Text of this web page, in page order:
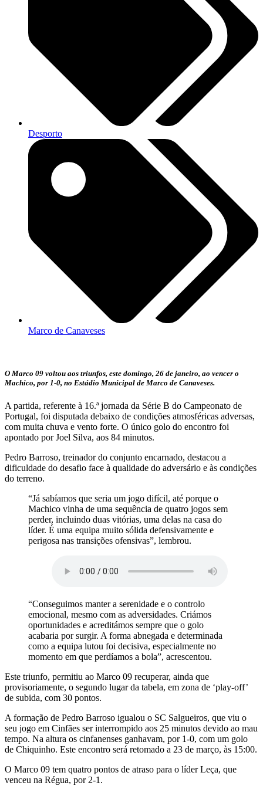
Desporto
Marco de Canaveses
O Marco 09 voltou aos triunfos, este domingo, 26 de janeiro, ao vencer o
Machico, por 1-0, no Estádio Municipal de Marco de Canaveses.
A partida, referente à 16.ª jornada da Série B do Campeonato de
Portugal, foi disputada debaixo de condições atmosféricas adversas,
com muita chuva e vento forte. O único golo do encontro foi
apontado por Joel Silva, aos 84 minutos.
Pedro Barroso, treinador do conjunto encarnado, destacou a
dificuldade do desafio face à qualidade do adversário e às condições
do terreno.
“Já sabíamos que seria um jogo difícil, até porque o
Machico vinha de uma sequência de quatro jogos sem
perder, incluindo duas vitórias, uma delas na casa do
líder. É uma equipa muito sólida defensivamente e
perigosa nas transições ofensivas”, lembrou.
“Conseguimos manter a serenidade e o controlo
emocional, mesmo com as adversidades. Criámos
oportunidades e acreditámos sempre que o golo
acabaria por surgir. A forma abnegada e determinada
como a equipa lutou foi decisiva, especialmente no
momento em que perdíamos a bola”, acrescentou.
Este triunfo, permitiu ao Marco 09 recuperar, ainda que
provisoriamente, o segundo lugar da tabela, em zona de ‘play-off’
de subida, com 30 pontos.
A formação de Pedro Barroso igualou o SC Salgueiros, que viu o
seu jogo em Cinfães ser interrompido aos 25 minutos devido ao mau
tempo. Na altura os cinfanenses ganhavam, por 1-0, com um golo
de Chiquinho. Este encontro será retomado a 23 de março, às 15:00.
O Marco 09 tem quatro pontos de atraso para o líder Leça, que
venceu na Régua, por 2-1.